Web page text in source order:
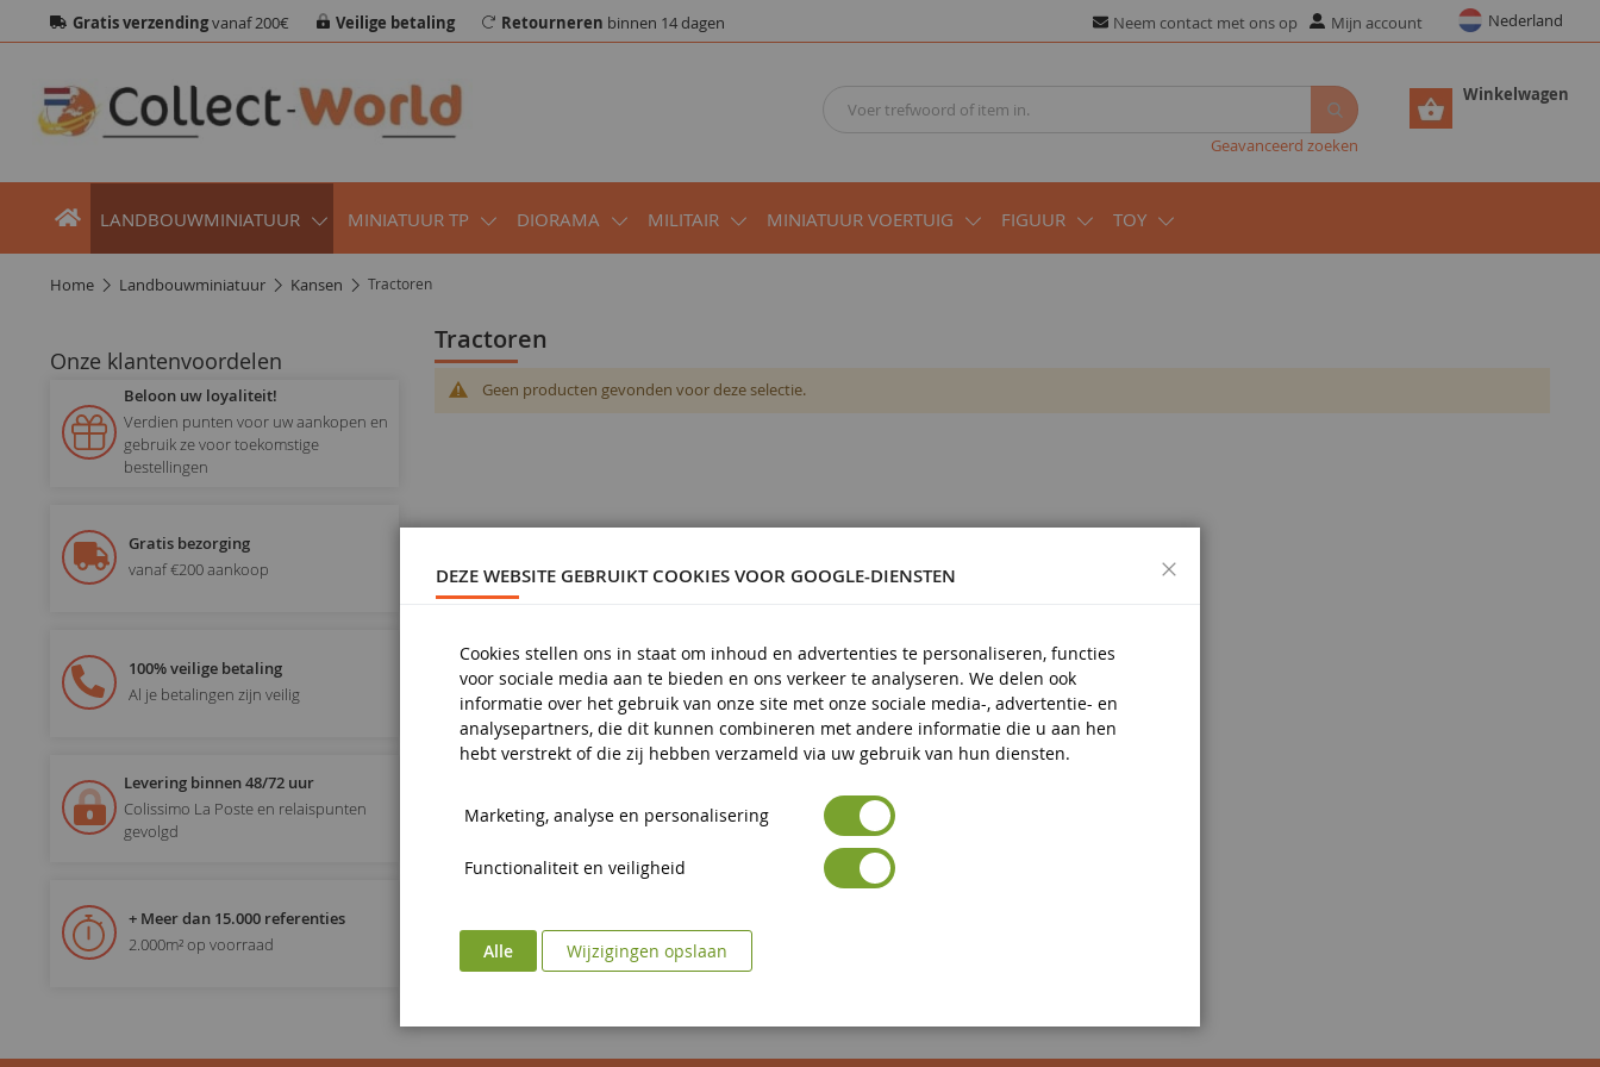
Gratis verzendingvanaf 200€ Veilige betaling Retourneren binnen 14 dagen Neem contact met ons op Mijn account Nederland
Winkelwagen
Geavanceerd zoeken
LANDBOUWMINIATUUR MINIATUUR TP DIORAMA MILITAIR MINIATUUR VOERTUIG FIGUUR TOY
home landbouwminiatuur kansen Tractoren
Tractoren
Geen producten gevonden voor deze selectie.
Onze klantenvoordelen
Beloon uw loyaliteit!
Verdien punten voor uw aankopen en
gebruik ze voor toekomstige
bestellingen
Gratis bezorging
vanaf €200 aankoop
100% veilige betaling
Al je betalingen zijn veilig
Levering binnen 48/72 uur
Colissimo La Poste en relaispunten
gevolgd
+ Meer dan 15.000 referenties
2.000m² op voorraad
DEZE WEBSITE GEBRUIKT COOKIES VOOR GOOGLE-DIENSTEN
Cookies stellen ons in staat om inhoud en advertenties te personaliseren, functies
voor sociale media aan te bieden en ons verkeer te analyseren. We delen ook
informatie over het gebruik van onze site met onze sociale media-, advertentie- en
analysepartners, die dit kunnen combineren met andere informatie die u aan hen
hebt verstrekt of die zij hebben verzameld via uw gebruik van hun diensten.
Marketing, analyse en personalisering
Functionaliteit en veiligheid
Alle Wijzigingen opslaan